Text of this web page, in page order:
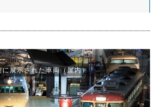
展示された車両（屋内）